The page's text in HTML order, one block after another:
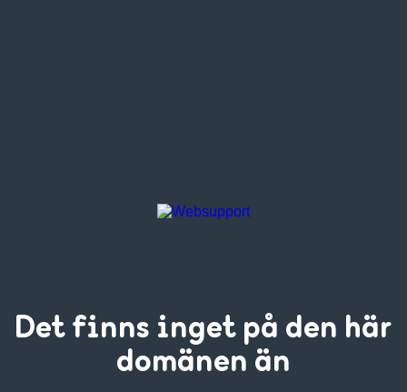
Det finns inget på den här
domänen än